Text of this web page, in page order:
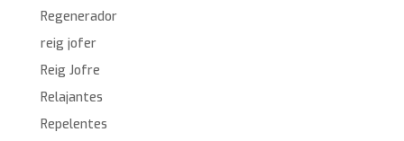
Regenerador
reig jofer
Reig Jofre
Relajantes
Repelentes